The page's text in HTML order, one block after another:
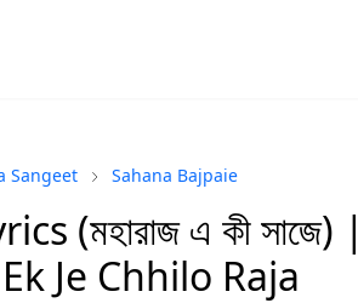
Sangeet Sahana Bajpaie
(মহারাজ এ কী সাজে)
Je Chhilo Raja